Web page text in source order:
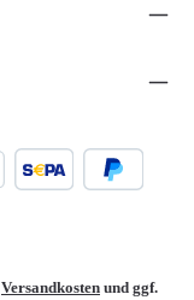
Versandkosten und ggf.